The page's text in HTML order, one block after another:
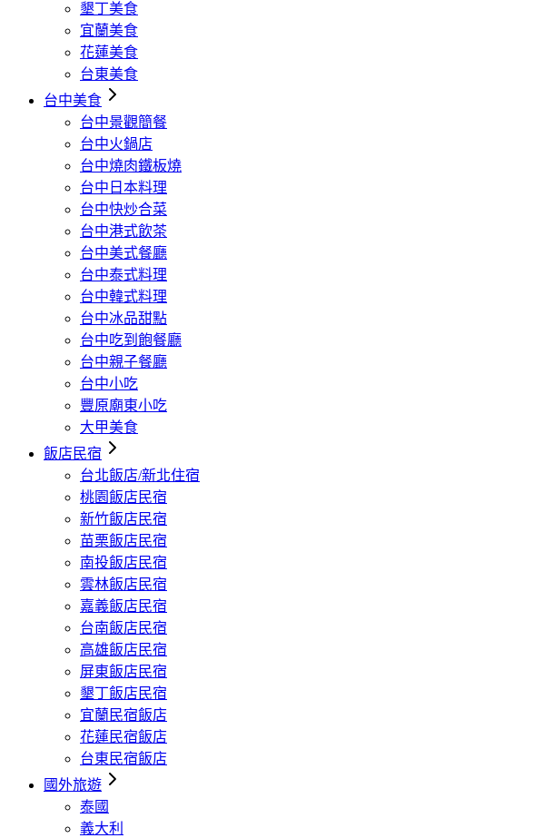
墾丁美食
宜蘭美食
花蓮美食
台東美食
台中美食
台中景觀簡餐
台中火鍋店
台中燒肉鐵板燒
台中日本料理
台中快炒合菜
台中港式飲茶
台中美式餐廳
台中泰式料理
台中韓式料理
台中冰品甜點
台中吃到飽餐廳
台中親子餐廳
台中小吃
豐原廟東小吃
大甲美食
飯店民宿
台北飯店/新北住宿
桃園飯店民宿
新竹飯店民宿
苗栗飯店民宿
南投飯店民宿
雲林飯店民宿
嘉義飯店民宿
台南飯店民宿
高雄飯店民宿
屏東飯店民宿
墾丁飯店民宿
宜蘭民宿飯店
花蓮民宿飯店
台東民宿飯店
國外旅遊
泰國
義大利